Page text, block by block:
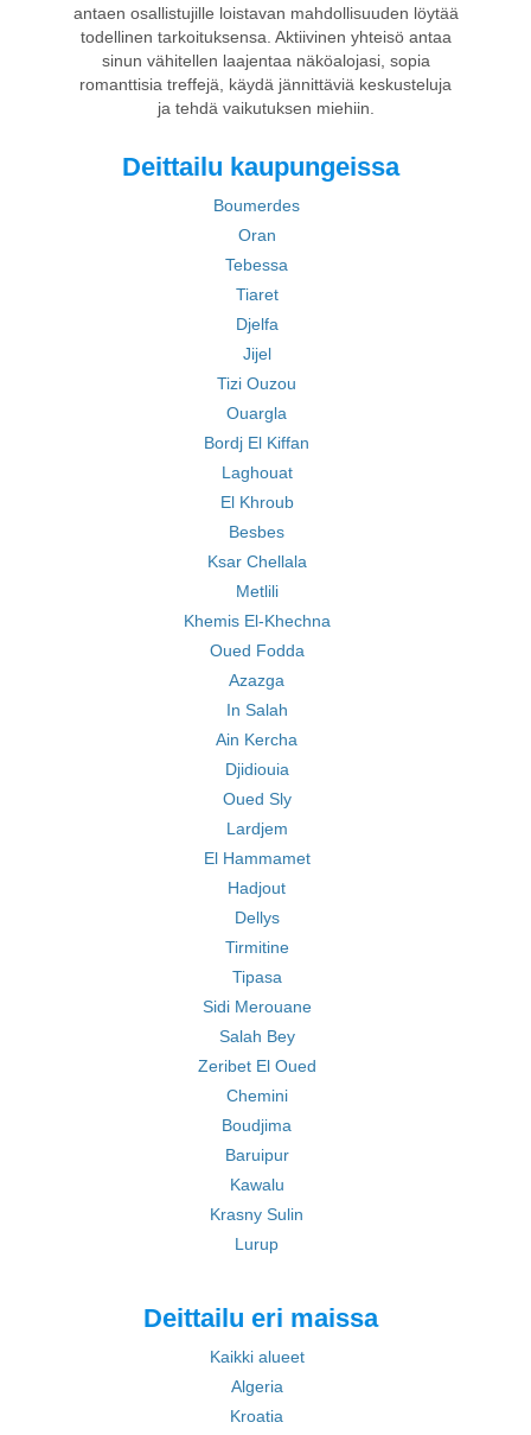
antaen osallistujille loistavan mahdollisuuden löytää
todellinen tarkoituksensa. Aktiivinen yhteisö antaa
sinun vähitellen laajentaa näköalojasi, sopia
romanttisia treffejä, käydä jännittäviä keskusteluja
ja tehdä vaikutuksen miehiin.
Deittailu kaupungeissa
Boumerdes
Oran
Tebessa
Tiaret
Djelfa
Jijel
Tizi Ouzou
Ouargla
Bordj El Kiffan
Laghouat
El Khroub
Besbes
Ksar Chellala
Metlili
Khemis El-Khechna
Oued Fodda
Azazga
In Salah
Ain Kercha
Djidiouia
Oued Sly
Lardjem
El Hammamet
Hadjout
Dellys
Tirmitine
Tipasa
Sidi Merouane
Salah Bey
Zeribet El Oued
Chemini
Boudjima
Baruipur
Kawalu
Krasny Sulin
Lurup
Deittailu eri maissa
Kaikki alueet
Algeria
Kroatia